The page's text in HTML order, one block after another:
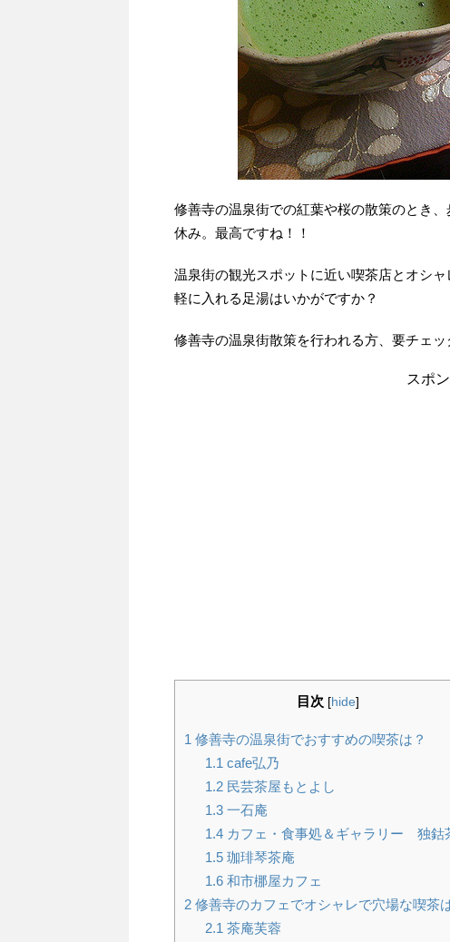
修善寺の温泉街での紅葉や桜の散策のとき
休み。最高ですね！！
温泉街の観光スポットに近い喫茶店とオシ
軽に入れる足湯はいかがですか？
修善寺の温泉街散策を行われる方、要チェッ
スポ
目次 [hide]
1 修善寺の温泉街でおすすめの喫茶は？
1.1 cafe弘乃
1.2民芸茶屋もとよし
1.3一石庵
1.4カフェ・食事処＆ギャラリー 独鈷
1.5珈琲琴茶庵
1.6和市梛屋カフェ
2 修善寺のカフェでオシャレで穴場な喫茶
2.1 茶庵芙蓉